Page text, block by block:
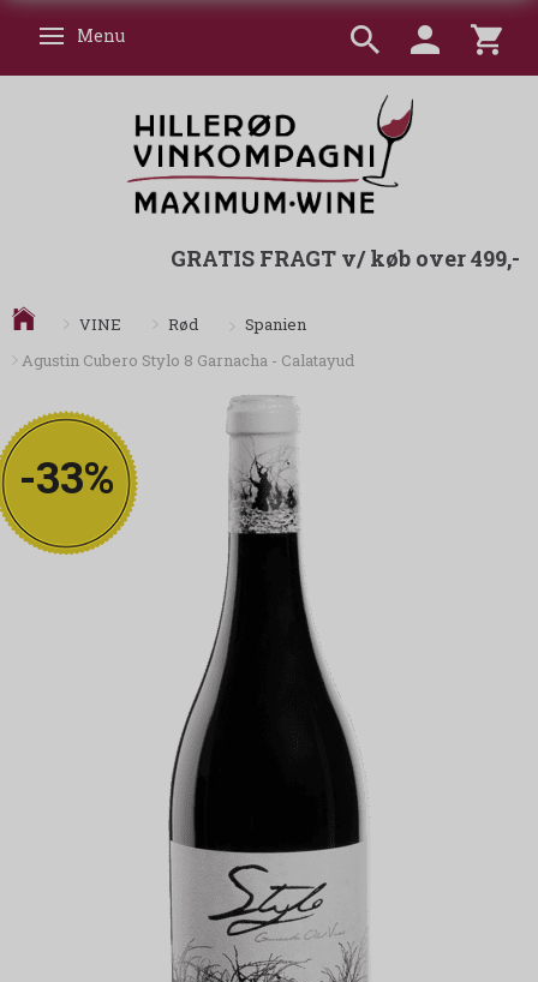
Skifte navigation
Menu
GRATIS FRAGT v/ køb over 499,-
VINE Rød
Spanien
Agustin Cubero Stylo 8 Garnacha - Calatayud
-33%